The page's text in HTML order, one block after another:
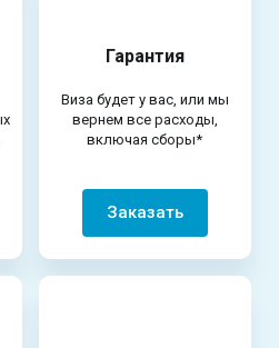
Гарантия
Виза будет у вас, или мы
вернем все расходы,
включая сборы*
Заказать